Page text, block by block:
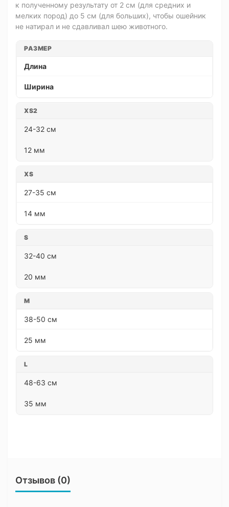
к полученному результату от 2 см (для средних и
мелких пород) до 5 см (для больших), чтобы ошейник
не натирал и не сдавливал шею животного.
РАЗМЕР
Длина
Ширина
XS2
24-32 см
12 мм
XS
27-35 см
14 мм
S
32-40 см
20 мм
M
38-50 см
25 мм
L
48-63 см
35 мм
Отзывов (0)